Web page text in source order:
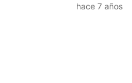
hace 7 años